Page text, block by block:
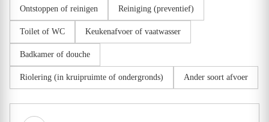
Ontstoppen of reinigen Reiniging (preventief)
Toilet of WC Keukenafvoer of vaatwasser
Badkamer of douche
Riolering (in kruipruimte of ondergronds) Ander soort afvoer